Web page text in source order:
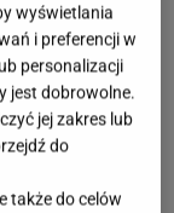
wyświetlania
i preferencji w
personalizacji
jest dobrowolne.
jej zakres lub
do
także do celów